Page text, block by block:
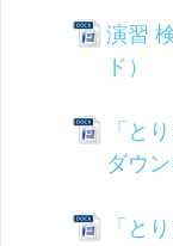
演習
ド）
「と
ダウン
「と